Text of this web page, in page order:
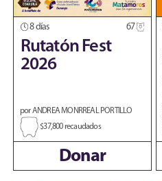
8 días 67
Rutatón Fest
2026
por ANDREA MONRREAL PORTILLO
$37,800 recaudados
Donar